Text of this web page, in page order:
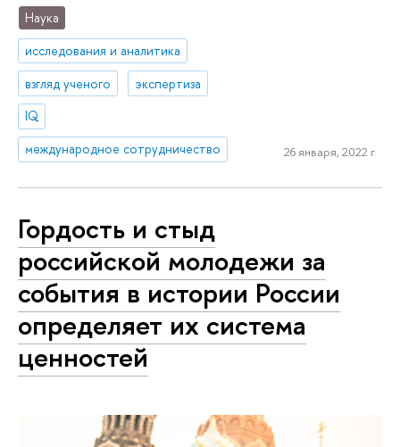
Наука
исследования и аналитика
взгляд ученого
экспертиза
IQ
международное сотрудничество
26 января, 2022 г.
Гордость и стыд
российской молодежи за
события в истории России
определяет их система
ценностей